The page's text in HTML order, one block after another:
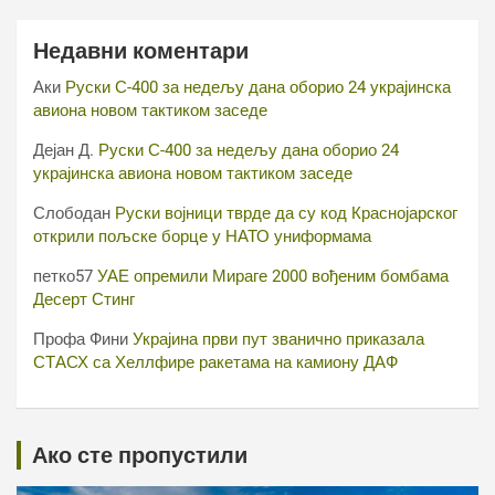
Недавни коментари
Аки Руски С-400 за недељу дана оборио 24 украјинска
авиона новом тактиком заседе
Дејан Д. Руски С-400 за недељу дана оборио 24
украјинска авиона новом тактиком заседе
Слободан Руски војници тврде да су код Краснојарског
открили пољске борце у НАТО униформама
петко57 УАЕ опремили Мираге 2000 вођеним бомбама
Десерт Стинг
Профа Фини Украјина први пут званично приказала
СТАСХ са Хеллфире ракетама на камиону ДАФ
Ако сте пропустили